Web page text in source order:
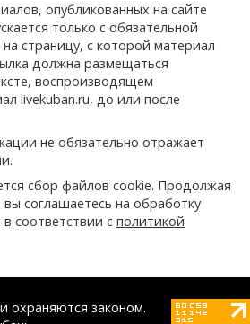
опубликованных на сайте
только с обязательной
страницу, с которой материал
должна размещаться
воспроизводящем
livekuban.ru, до или после
не обязательно отражает
сбор файлов cookie. Продолжая
соглашаетесь на обработку
соответствии с политикой
охраняются законом.